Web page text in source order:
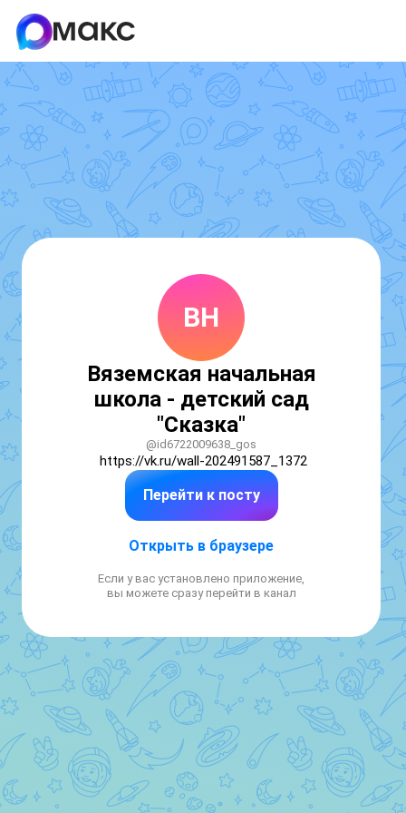
ВН
Вяземская начальная
школа - детский сад
"Сказка"
@id6722009638_gos
https://vk.ru/wall-202491587_1372
Перейти к посту
Открыть в браузере
Если у вас установлено приложение,
вы можете сразу перейти в канал